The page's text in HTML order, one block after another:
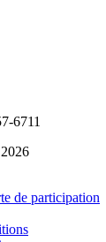
6711
de participation